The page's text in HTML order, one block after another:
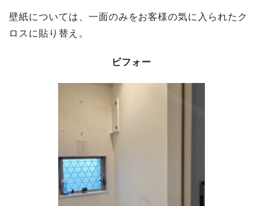
壁紙については、一面のみをお客様の気に入られたク
ロスに貼り替え。
ビフォー